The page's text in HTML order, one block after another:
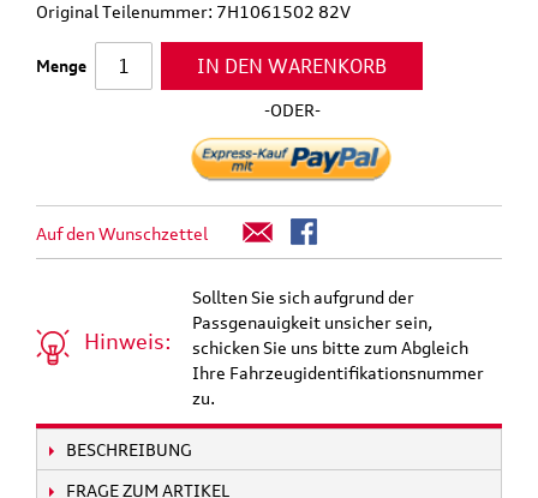
Original Teilenummer: 7H1061502 82V
Menge IN DEN WARENKORB
-ODER-
Auf den Wunschzettel
Hinweis:
Sollten Sie sich aufgrund der
Passgenauigkeit unsicher sein,
schicken Sie uns bitte zum Abgleich
Ihre Fahrzeugidentifikationsnummer
zu.
BESCHREIBUNG
FRAGE ZUM ARTIKEL